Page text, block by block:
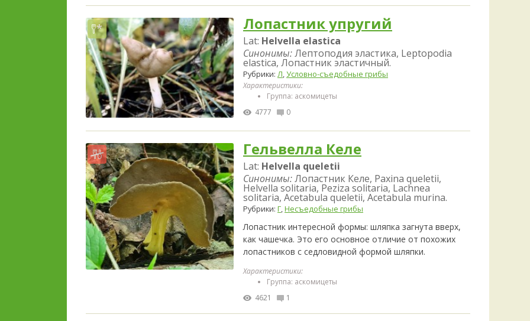
Лопастник упругий
Lat: Helvella elastica
Синонимы:Лептоподия эластика, Leptopodia
elastica, Лопастник эластичный.
Рубрики: Л,Условно-съедобные грибы
Характеристики:
Группа: аскомицеты
4777
0
Гельвелла Келе
Lat: Helvella queletii
Синонимы:Лопастник Келе, Paxina queletii,
Helvella solitaria, Peziza solitaria, Lachnea
solitaria, Acetabula queletii, Acetabula murina.
Рубрики: Г,Несъедобные грибы
Лопастник интересной формы: шляпка загнута вверх,
как чашечка. Это его основное отличие от похожих
лопастников с седловидной формой шляпки.
Характеристики:
Группа: аскомицеты
4621
1